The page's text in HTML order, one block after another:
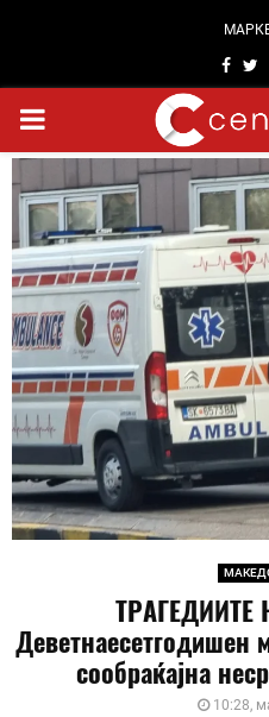
PRIMARY
MENU
ТРАГЕДИИТЕ
Деветнаесетгодишен
сообраќајна
10:28,